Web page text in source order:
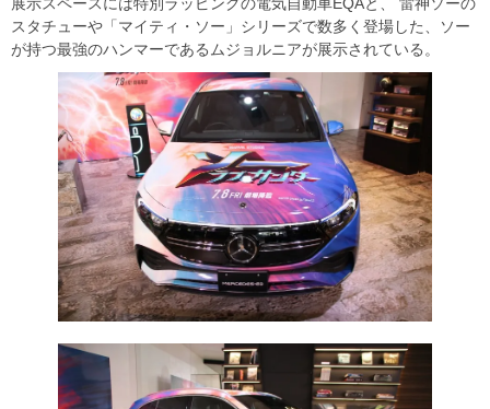
展示スペースには特別ラッピングの電気自動車EQAと、 雷神ソーの
スタチューや「マイティ・ソー」シリーズで数多く登場した、ソー
が持つ最強のハンマーであるムジョルニアが展示されている。